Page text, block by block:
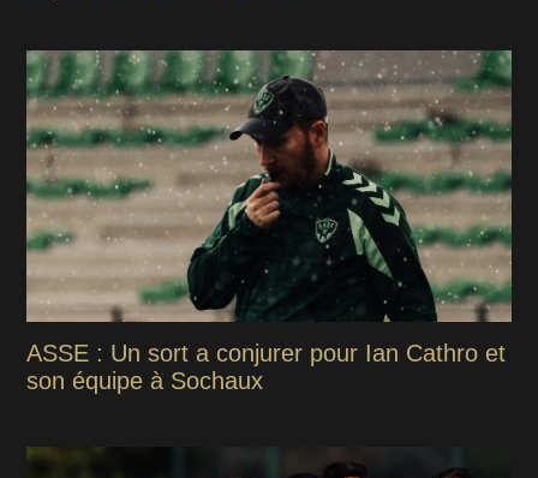
ASSE : Un sort a conjurer pour Ian Cathro et
son équipe à Sochaux